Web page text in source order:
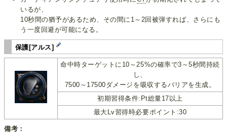
いるが、
10秒間の猶予があるため、その間に1～2回被弾すれば、さらにも
う一度回避が可能になる。
保護[アルス]
命中時ターゲットに10～25%の確率で3～5秒間持続
し、
7500～17500ダメージを吸収するバリアを生成。
初期習得条件:Pt総量17以上
最大Lv習得時必要ポイント:30
備考：